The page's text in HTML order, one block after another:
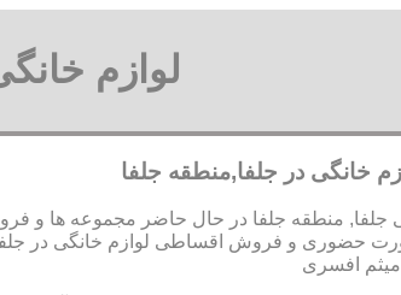
لوازم
خانگی در جلفا,منطقه جلفا
جلفا, منطقه جلفا در حال حاضر مجموعه ها و
حضوری و فروش اقساطی لوازم خانگی در